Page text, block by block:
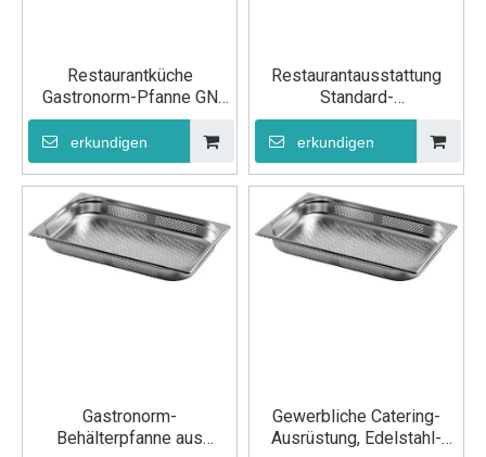
Restaurantküche
Gastronorm-Pfanne GN
2/3 65mm
erkundigen
Restaurantausstattung
Standard-
Gastronormpfanne GN 2/3
100 mm
erkundigen
Gastronorm-
Behälterpfanne aus
Gewerbliche Catering-
Ausrüstung, Edelstahl-